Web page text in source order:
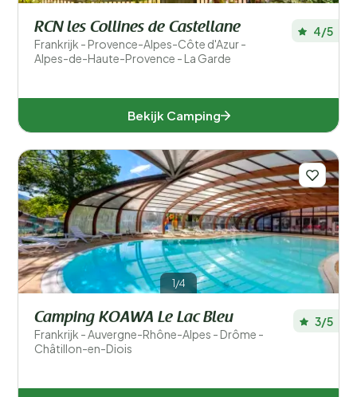
RCN les Collines de Castellane
Frankrijk - Provence-Alpes-Côte d'Azur -
Alpes-de-Haute-Provence - La Garde
4/5
Bekijk Camping
1/4
Camping KOAWA Le Lac Bleu
Frankrijk - Auvergne-Rhône-Alpes - Drôme -
Châtillon-en-Diois
3/5